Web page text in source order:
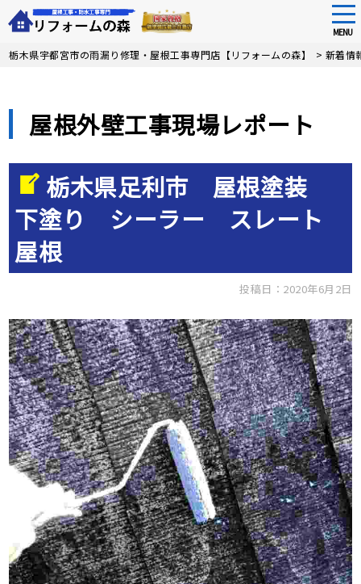
Skip
MENU
栃木県宇都宮市の雨漏り修理・屋根工事専門店【リフォームの森】 > 新着情
屋根外壁工事現場レポート
栃木県足利市 屋根塗装
下塗り シーラー スレート
屋根
投稿日：2020年6月2日